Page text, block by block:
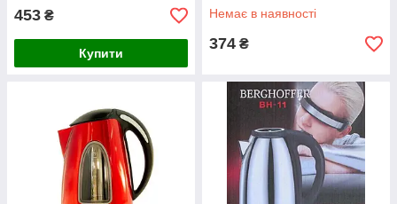
453 ₴
Купити
Немає в наявності
374 ₴